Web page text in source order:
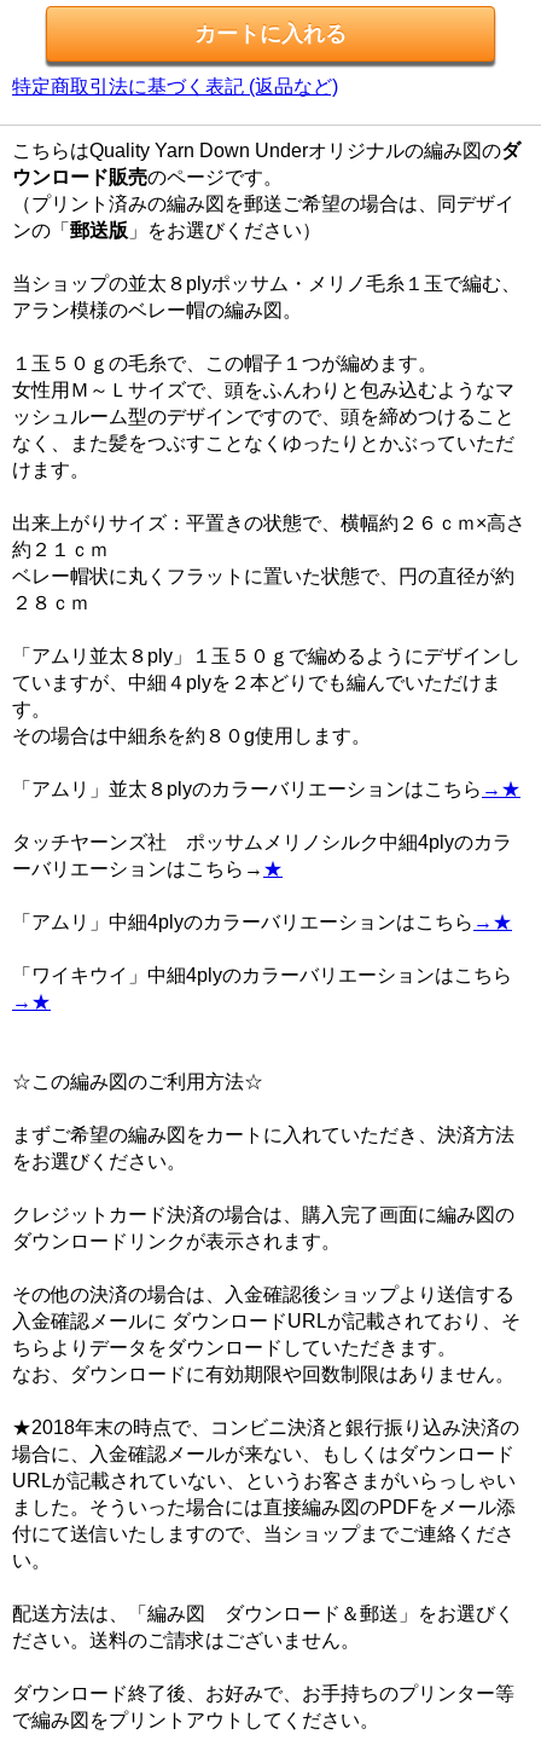
特定商取引法に基づく表記 (返品など)
こちらはQuality Yarn Down Underオリジナルの編み図のダ
ウンロード販売のページです。
（プリント済みの編み図を郵送ご希望の場合は、同デザイ
ンの「 郵送版 」をお選びください）
当ショップの並太８plyポッサム・メリノ毛糸１玉で編む、
アラン模様のベレー帽の編み図。
１玉５０ｇの毛糸で、この帽子１つが編めます。
女性用Ｍ～Ｌサイズで、頭をふんわりと包み込むようなマ
ッシュルーム型のデザインですので、頭を締めつけること
なく、また髪をつぶすことなくゆったりとかぶっていただ
けます。
出来上がりサイズ：平置きの状態で、横幅約２６ｃｍ×高さ
約２１ｃｍ
ベレー帽状に丸くフラットに置いた状態で、円の直径が約
２８ｃｍ
「アムリ並太８ply」１玉５０ｇで編めるようにデザインし
ていますが、中細４plyを２本どりでも編んでいただけま
す。
その場合は中細糸を約８０g使用します。
「アムリ」並太８plyのカラーバリエーションはこちら →★
タッチヤーンズ社 ポッサムメリノシルク中細4plyのカラ
ーバリエーションはこちら→ ★
「アムリ」中細4plyのカラーバリエーションはこちら →★
「ワイキウイ」中細4plyのカラーバリエーションはこちら
→★
☆この編み図のご利用方法☆
まずご希望の編み図をカートに入れていただき、決済方法
をお選びください。
クレジットカード決済の場合は、購入完了画面に編み図の
ダウンロードリンクが表示されます。
その他の決済の場合は、入金確認後ショップより送信する
入金確認メールに ダウンロードURLが記載されており、そ
ちらよりデータをダウンロードしていただきます。
なお、ダウンロードに有効期限や回数制限はありません。
★2018年末の時点で、コンビニ決済と銀行振り込み決済の
場合に、入金確認メールが来ない、もしくはダウンロード
URLが記載されていない、というお客さまがいらっしゃい
ました。そういった場合には直接編み図のPDFをメール添
付にて送信いたしますので、当ショップまでご連絡くださ
い。
配送方法は、「編み図 ダウンロード＆郵送」をお選びく
ださい。送料のご請求はございません。
ダウンロード終了後、お好みで、お手持ちのプリンター等
で編み図をプリントアウトしてください。